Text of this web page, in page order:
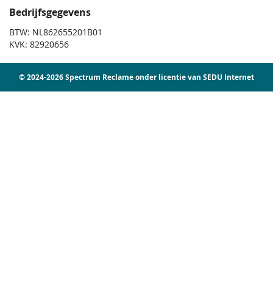
Bedrijfsgegevens
BTW: NL862655201B01
KVK: 82920656
© 2024-2026 Spectrum Reclame onder licentie van SEDU Internet